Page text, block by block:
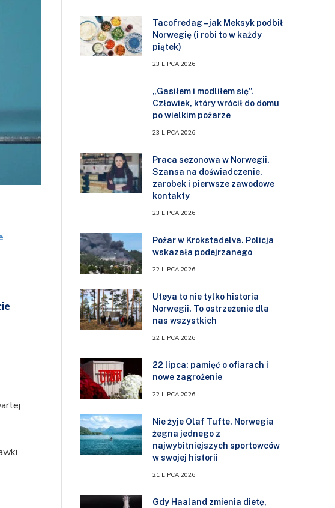
Tacofredag – jak Meksyk podbił
Norwegię (i robi to w każdy
piątek)
23 LIPCA 2026
„Gasiłem i modliłem się”.
Człowiek, który wrócił do domu
po wielkim pożarze
23 LIPCA 2026
Praca sezonowa w Norwegii.
Szansa na doświadczenie,
zarobek i pierwsze zawodowe
kontakty
23 LIPCA 2026
Pożar w Krokstadelva. Policja
wskazała podejrzanego
22 LIPCA 2026
Utøya to nie tylko historia
Norwegii. To ostrzeżenie dla
nas wszystkich
22 LIPCA 2026
22 lipca: pamięć o ofiarach i
nowe zagrożenie
22 LIPCA 2026
Nie żyje Olaf Tufte. Norwegia
żegna jednego z
najwybitniejszych sportowców
w swojej historii
21 LIPCA 2026
Gdy Haaland zmienia dietę,